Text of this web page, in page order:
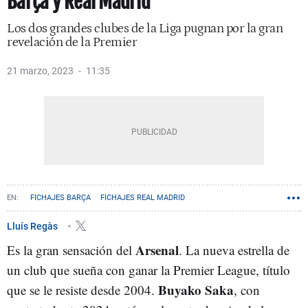
Los dos grandes clubes de la Liga pugnan por la gran
revelación de la Premier
21 marzo, 2023 11:35
FICHAJES BARÇA FICHAJES REAL MADRID
Lluís Regàs
Es la gran sensación del Arsenal. La nueva estrella de
un club que sueña con ganar la Premier League, título
que se le resiste desde 2004. Buyako Saka, con